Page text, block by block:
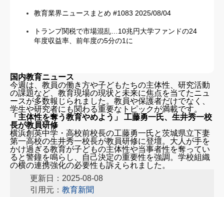
教育業界ニュースまとめ #1083 2025/08/04
トランプ関税で市場混乱…10兆円大学ファンドの24
年度収益率、前年度の5分の1に
国内教育ニュース
今週は、教員の働き方や子どもたちの主体性、研究活動
の課題など、教育現場の現状と未来に焦点を当てたニュ
ースが多数報じられました。教員や保護者だけでなく、
学生や研究者にも関わる重要なトピックが満載です。
「主体性を奪う教育やめよう」 工藤勇一氏、生井秀一校
長が教員研修
横浜創英中学・高校前校長の工藤勇一氏と茨城県立下妻
第一高校の生井秀一校長が教員研修に登壇。大人が手を
かけ過ぎる教育が子どもの主体性や当事者性を奪ってい
ると警鐘を鳴らし、自己決定の重要性を強調。学校組織
の横の連携強化の必要性も訴えられました。
更新日：2025-08-08
引用元： 教育新聞